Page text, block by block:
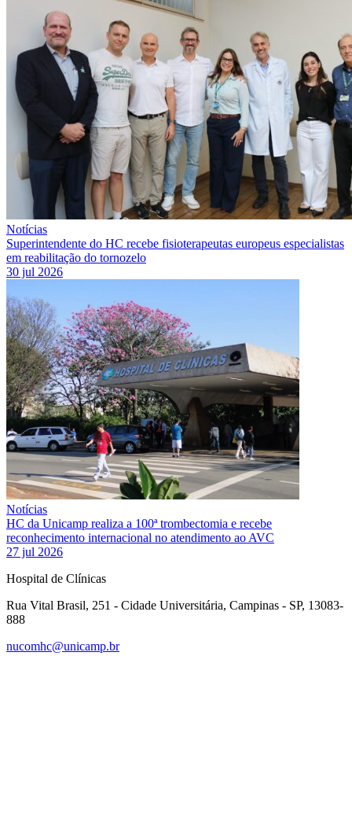
Notícias
Superintendente do HC recebe fisioterapeutas europeus especialistas
em reabilitação do tornozelo
30 jul 2026
Notícias
HC da Unicamp realiza a 100ª trombectomia e recebe
reconhecimento internacional no atendimento ao AVC
27 jul 2026
Hospital de Clínicas
Rua Vital Brasil, 251 - Cidade Universitária, Campinas - SP, 13083-
888
nucomhc@unicamp.br